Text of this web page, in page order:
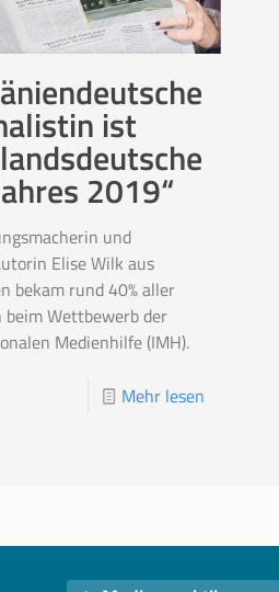
ist
2019“
und
Elise Wilk aus
bekam rund 40% aller
beim Wettbewerb der
Medienhilfe (IMH).
Mehr lesen